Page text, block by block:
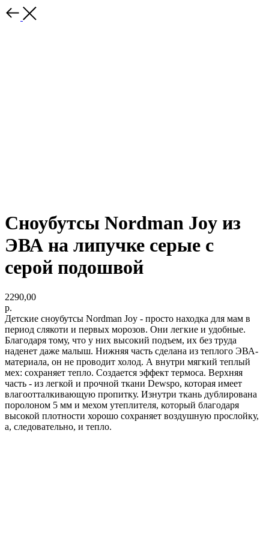
Сноубутсы Nordman Joy из
ЭВА на липучке серые с
серой подошвой
2290,00
р.
Детские сноубутсы Nordman Joy - просто находка для мам в
период слякоти и первых морозов. Они легкие и удобные.
Благодаря тому, что у них высокий подъем, их без труда
наденет даже малыш. Нижняя часть сделана из теплого ЭВА-
материала, он не проводит холод. А внутри мягкий теплый
мех: сохраняет тепло. Создается эффект термоса. Верхняя
часть - из легкой и прочной ткани Dewspo, которая имеет
влагоотталкивающую пропитку. Изнутри ткань дублирована
поролоном 5 мм и мехом утеплителя, который благодаря
высокой плотности хорошо сохраняет воздушную прослойку,
а, следовательно, и тепло.